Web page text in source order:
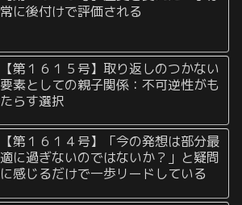
常に後付けで評価される
【第１６１５号】取り返しのつかない
要素としての親子関係：不可逆性がも
たらす選択
【第１６１４号】「今の発想は部分最
適に過ぎないのではないか？」と疑問
に感じるだけで一歩リードしている